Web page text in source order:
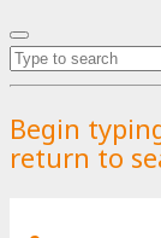
Begin
return to